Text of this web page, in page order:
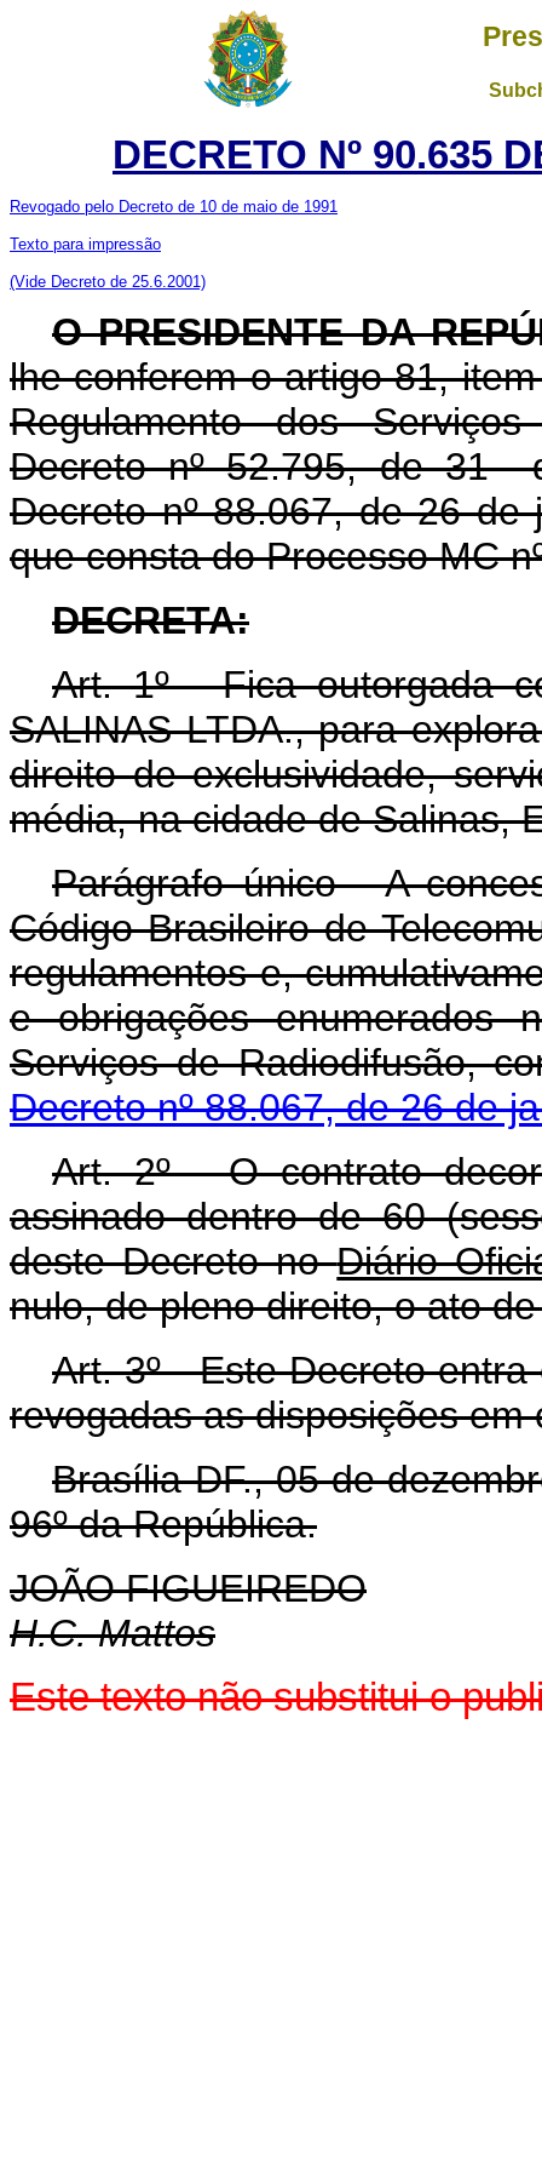
DECRETO Nº 90.635
Revogado pelo Decreto de 10 de maio de 1991
Texto para impressão
(Vide Decreto de 25.6.2001)
O PRESIDENTE DA
lhe conferem o artigo 81,
Regulamento dos
Decreto nº 52.795, de 31
Decreto nº 88.067, de 26
que consta do Processo MC
DECRETA:
Art. 1º - Fica outorgada
SALINAS LTDA., para
direito de exclusividade,
média, na cidade de Salinas,
Parágrafo único - A
Código Brasileiro de
regulamentos e,
e obrigações enumerados
Serviços de Radiodifusão,
Decreto nº 88.067, de 26 de
Art. 2º - O contrato
assinado dentro de 60
deste Decreto noDiário
nulo, de pleno direito, o ato
Art. 3º - Este Decreto
revogadas as disposições em
Brasília-DF., 05 de
96º da República.
JOÃO FIGUEIREDO
H.C. Mattos
Este texto não substitui o